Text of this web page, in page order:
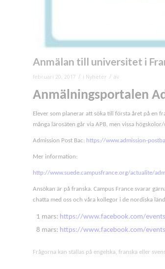
Anmälan till universitet i
februari 20, 2017 / i Nyheter / av
Anmälningsportalen
Elever som planerar att söka till första året på en
många lärosäten går via APB, men vissa
Admission Post Bac: https://www.admission-
Mer information:
http://www.suede.campusfrance.org/actualite/
Ansökan är på franska. Campus France svarar
chatta med oss och våra kollegor i de nordiska
1 mars: https://www.facebook.com/
8 mars: https://www.facebook.com/
Frågorna kan ställas på engelska, franska eller